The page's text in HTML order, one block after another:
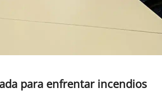
para enfrentar incendios